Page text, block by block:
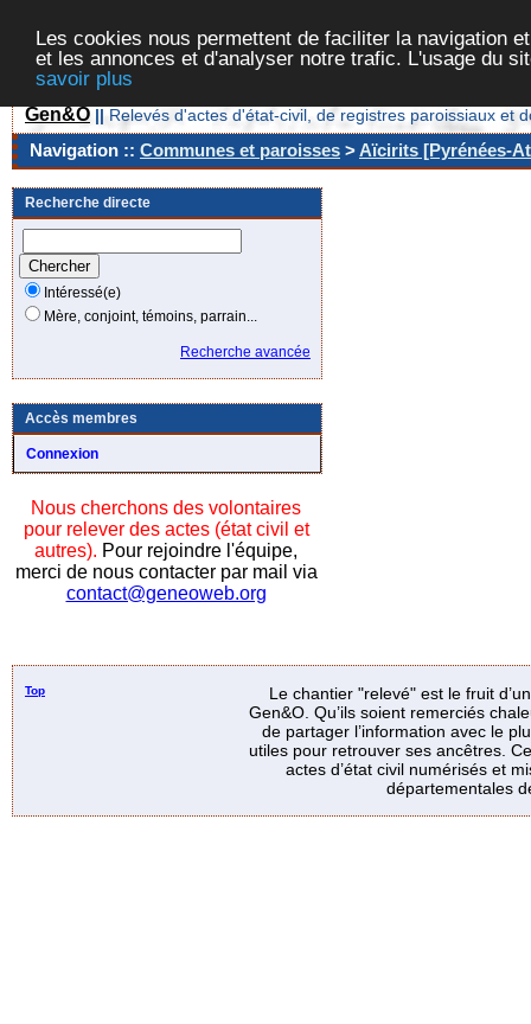
Les cookies nous permettent de faciliter la navigation
et les annonces et d'analyser notre trafic. L'usage du
savoir plus
Gen&O || Relevés d'actes d'état-civil, de registres paroissiaux et
Navigation :: Communes et paroisses >Aïcirits [Pyrénées-
Recherche directe
Intéressé(e)
Mère, conjoint, témoins, parrain...
Recherche avancée
Accès membres
Connexion
Nous cherchons des volontaires
pour relever des actes (état civil et
autres). Pour rejoindre l'équipe,
merci de nous contacter par mail via
contact@geneoweb.org
Top
Le chantier "relevé" est le fruit
Gen&O. Qu’ils soient remerciés
de partager l’information avec le
utiles pour retrouver ses ancêtres.
actes d’état civil numérisés et
départementales